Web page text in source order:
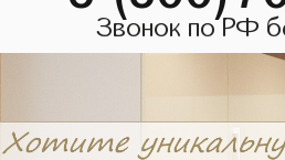
Звонок по РФ